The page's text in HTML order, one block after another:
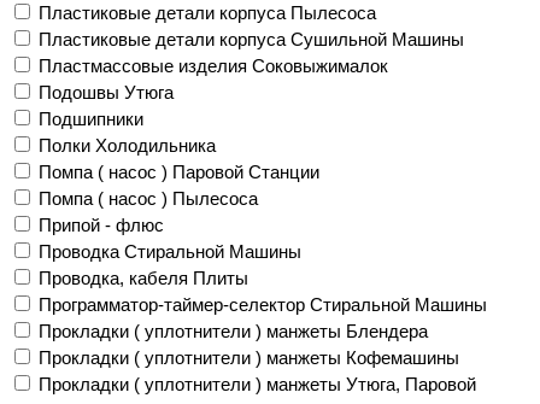
Пластиковые детали корпуса Пылесоса
Пластиковые детали корпуса Сушильной Машины
Пластмассовые изделия Соковыжималок
Подошвы Утюга
Подшипники
Полки Холодильника
Помпа ( насос ) Паровой Станции
Помпа ( насос ) Пылесоса
Припой - флюс
Проводка Стиральной Машины
Проводка, кабеля Плиты
Программатор-таймер-селектор Стиральной Машины
Прокладки ( уплотнители ) манжеты Блендера
Прокладки ( уплотнители ) манжеты Кофемашины
Прокладки ( уплотнители ) манжеты Утюга, Паровой